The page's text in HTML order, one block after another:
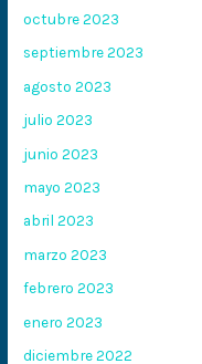
octubre 2023
septiembre 2023
agosto 2023
julio 2023
junio 2023
mayo 2023
abril 2023
marzo 2023
febrero 2023
enero 2023
diciembre 2022